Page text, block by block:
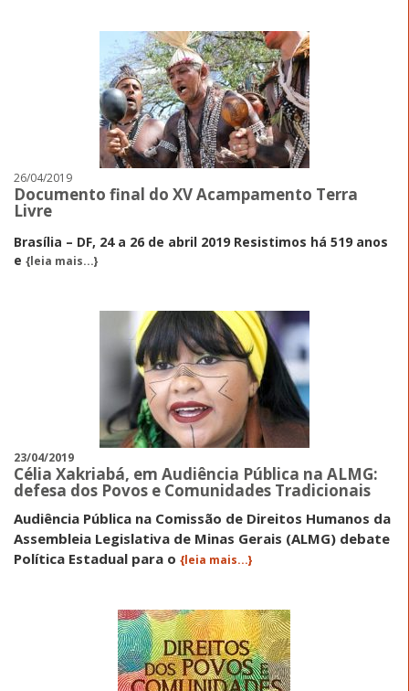
26/04/2019
Documento final do XV Acampamento Terra
Livre
Brasília – DF, 24 a 26 de abril 2019 Resistimos há 519 anos
e {leia mais...}
23/04/2019
Célia Xakriabá, em Audiência Pública na ALMG:
defesa dos Povos e Comunidades Tradicionais
Audiência Pública na Comissão de Direitos Humanos da
Assembleia Legislativa de Minas Gerais (ALMG) debate
Política Estadual para o {leia mais...}